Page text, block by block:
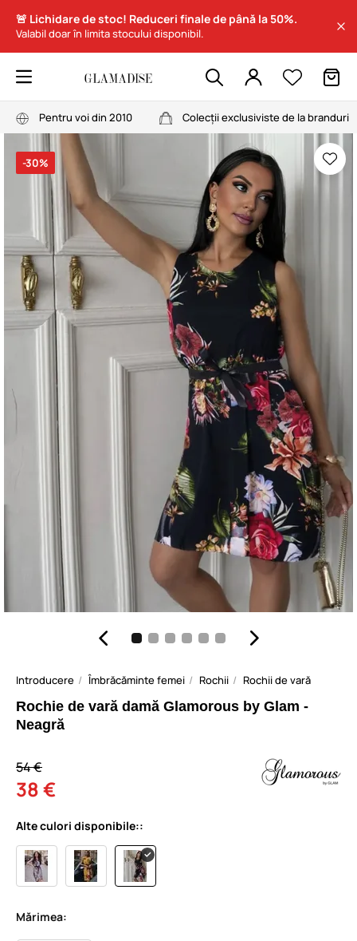
🚨 Lichidare de stoc! Reduceri finale de până la 50%.
Valabil doar în limita stocului disponibil.
Pentru voi din 2010 Colecții exclusiviste de la branduri
-30%
Introducere Îmbrăcăminte femei Rochii Rochii de vară
Rochie de vară damă Glamorous by Glam -
Neagră
54 €
38 €
Alte culori disponibile::
Mărimea: